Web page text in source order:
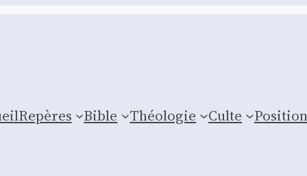
Repères Bible Théologie Culte Posi­tion